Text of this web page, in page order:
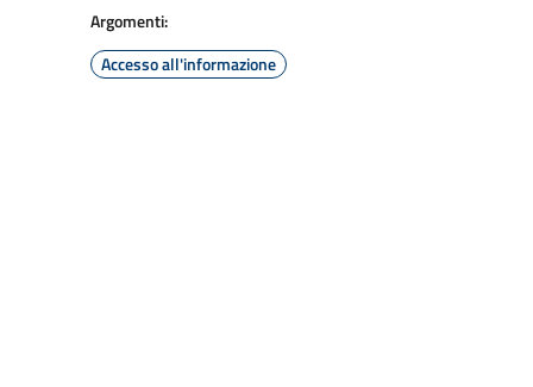
Argomenti:
Accesso all'informazione